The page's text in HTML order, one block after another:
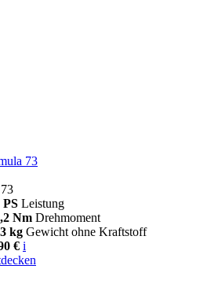
73
PS Leistung
Nm Drehmoment
kg Gewicht ohne Kraftstoff
€ i